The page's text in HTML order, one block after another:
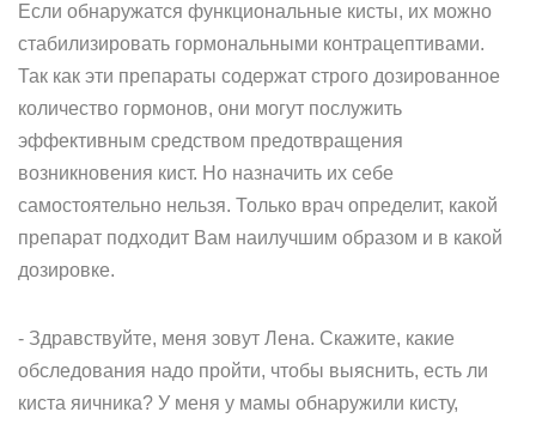
Если обнаружатся функциональные кисты, их можно
стабилизировать гормональными контрацептивами.
Так как эти препараты содержат строго дозированное
количество гормонов, они могут послужить
эффективным средством предотвращения
возникновения кист. Но назначить их себе
самостоятельно нельзя. Только врач определит, какой
препарат подходит Вам наилучшим образом и в какой
дозировке.
- Здравствуйте, меня зовут Лена. Скажите, какие
обследования надо пройти, чтобы выяснить, есть ли
киста яичника? У меня у мамы обнаружили кисту,